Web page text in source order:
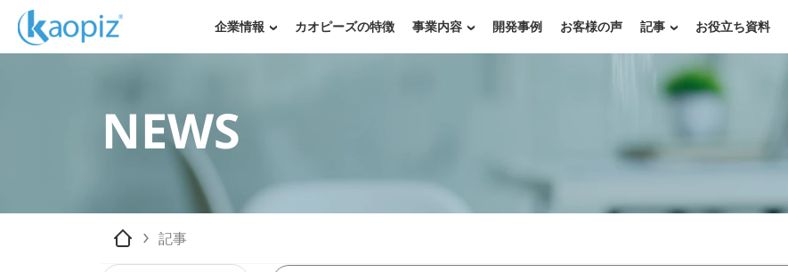
企業情報 カオピーズの特徴 事業内容 開発事例 お客様の声 記事 お役立ち資料
NEWS
記事